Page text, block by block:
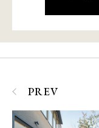
PREV